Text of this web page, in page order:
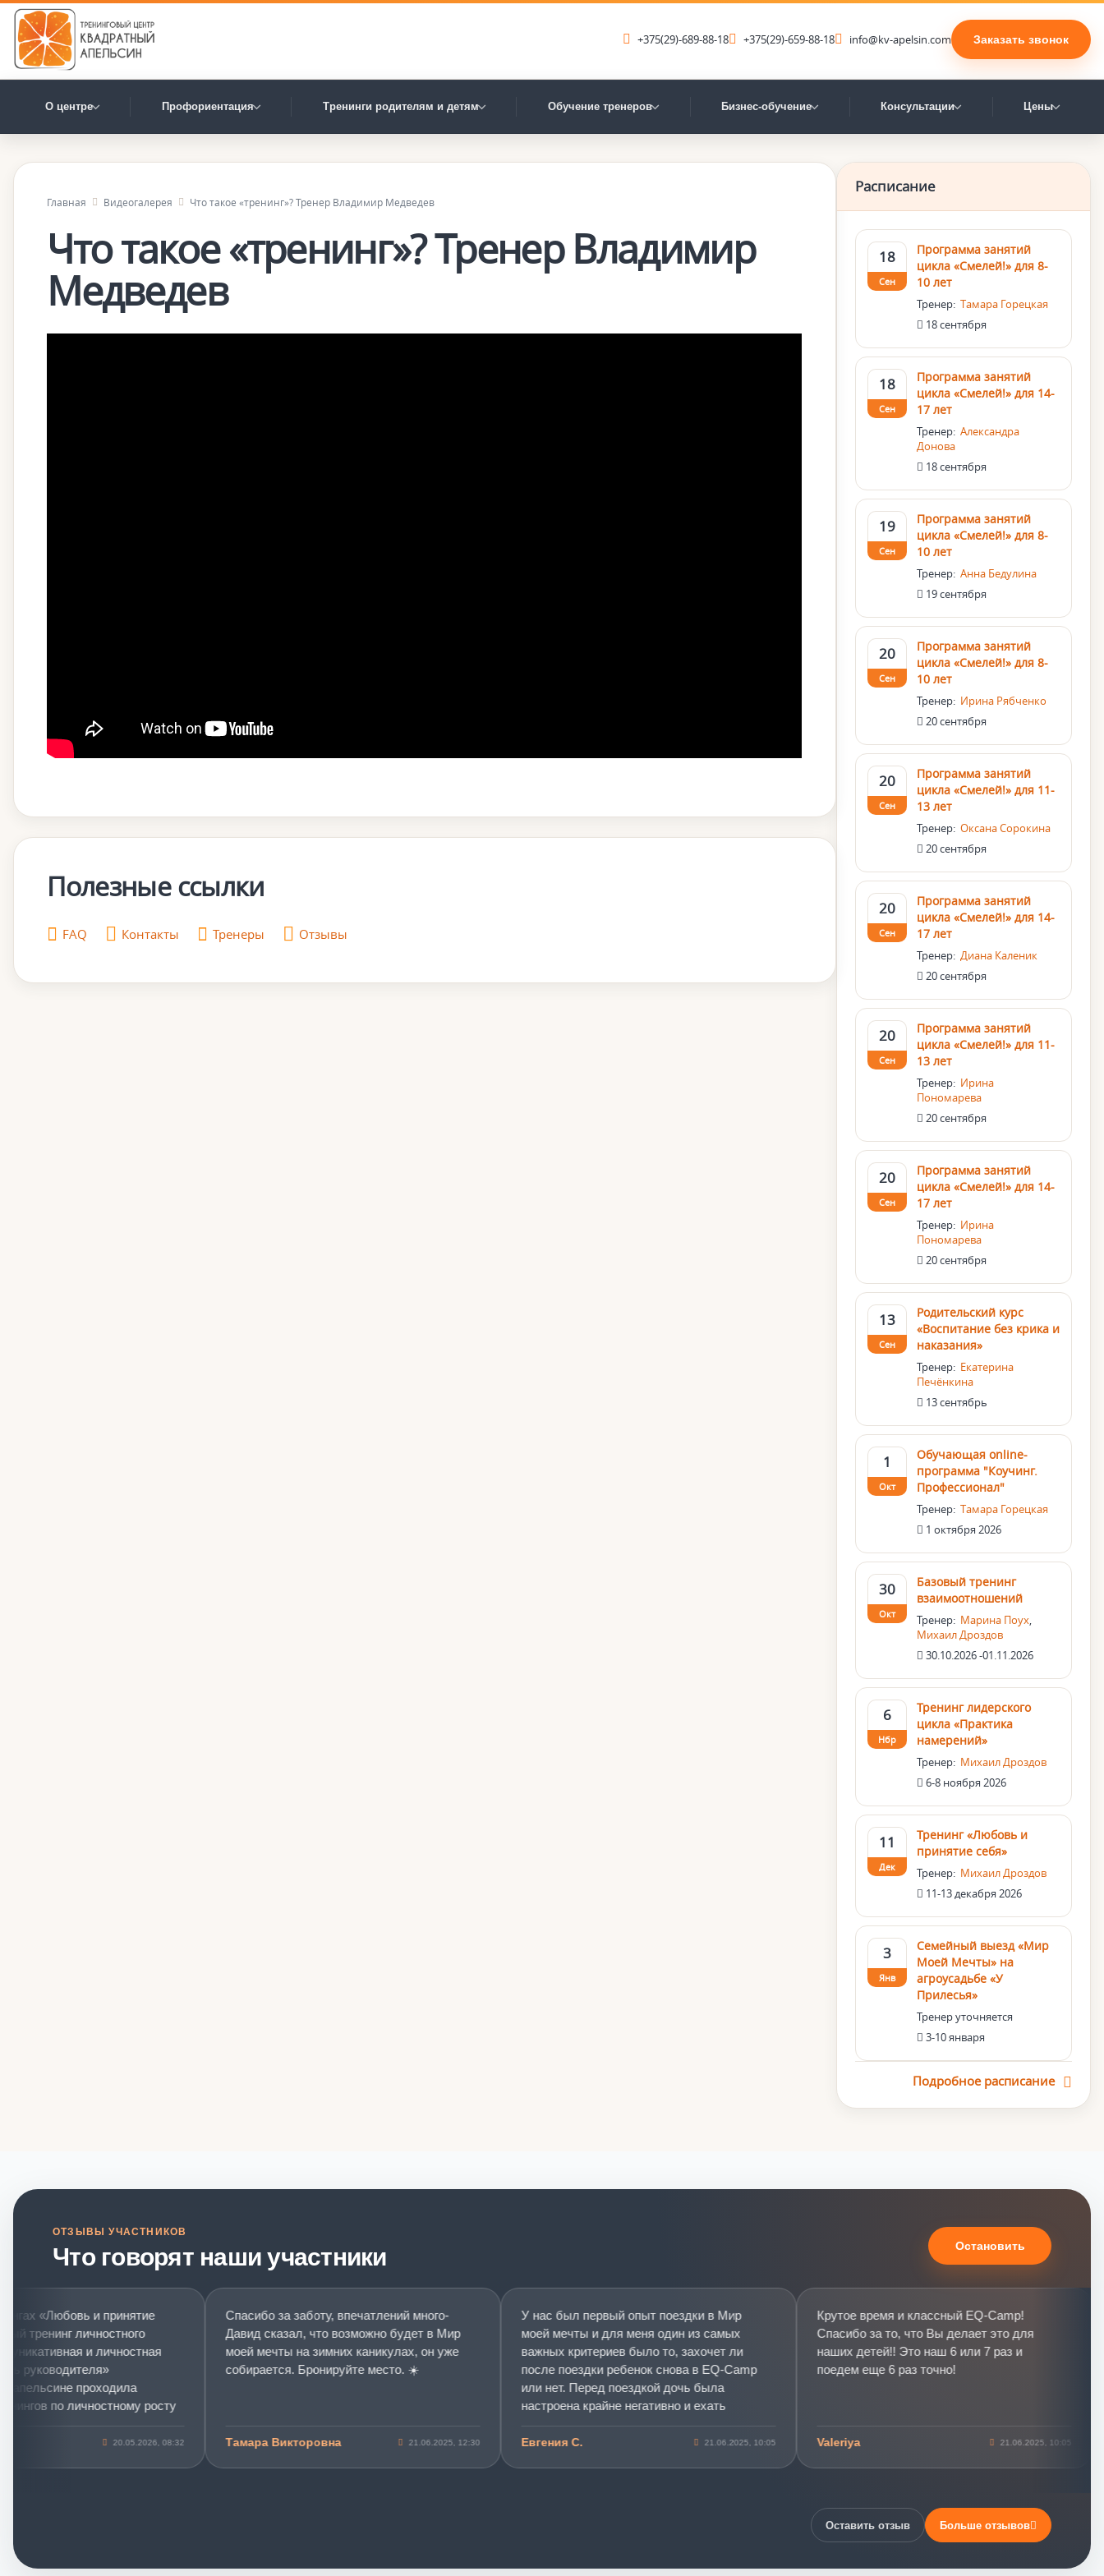
+375(29)-689-88-18 +375(29)-659-88-18 info@kv-apelsin.com Заказать звонок
О центре Профориентация Тренинги родителям и детям Обучение тренеров Бизнес-обучение Консультации Цены
Главная Видеогалерея Что такое «тренинг»? Тренер Владимир Медведев
Что такое «тренинг»? Тренер Владимир
Медведев
Полезные ссылки
FAQ Контакты Тренеры Отзывы
Расписание
18
Сен
Программа занятий
цикла «Смелей!» для 8-
10 лет
Тренер: Тамара Горецкая
18 сентября
18
Сен
Программа занятий
цикла «Смелей!» для 14-
17 лет
Тренер: Александра
Донова
18 сентября
19
Сен
Программа занятий
цикла «Смелей!» для 8-
10 лет
Тренер: Анна Бедулина
19 сентября
20
Сен
Программа занятий
цикла «Смелей!» для 8-
10 лет
Тренер: Ирина Рябченко
20 сентября
20
Сен
Программа занятий
цикла «Смелей!» для 11-
13 лет
Тренер: Оксана Сорокина
20 сентября
20
Сен
Программа занятий
цикла «Смелей!» для 14-
17 лет
Тренер: Диана Каленик
20 сентября
20
Сен
Программа занятий
цикла «Смелей!» для 11-
13 лет
Тренер: Ирина
Пономарева
20 сентября
20
Сен
Программа занятий
цикла «Смелей!» для 14-
17 лет
Тренер: Ирина
Пономарева
20 сентября
13
Сен
Родительский курс
«Воспитание без крика и
наказания»
Тренер: Екатерина
Печёнкина
13 сентябрь
1
Окт
Обучающая online-
программа "Коучинг.
Профессионал"
Тренер: Тамара Горецкая
1 октября 2026
30
Окт
Базовый тренинг
взаимоотношений
Тренер: Марина Поух,
Михаил Дроздов
30.10.2026 -01.11.2026
6
Нбр
Тренинг лидерского
цикла «Практика
намерений»
Тренер: Михаил Дроздов
6-8 ноября 2026
11
Дек
Тренинг «Любовь и
принятие себя»
Тренер: Михаил Дроздов
11-13 декабря 2026
3
Янв
Семейный выезд «Мир
Моей Мечты» на
агроусадьбе «У
Прилесья»
Тренер уточняется
3-10 января
Подробное расписание
ОТЗЫВЫ УЧАСТНИКОВ
Что говорят наши участники Остановить
«Любовь и принятие
тренинг личностного
и личностная
руководителя»
проходила
по личностному росту
развитию.
«Любовь и принятие себя»
о «розовых
Тренинг помог
20.05.2026, 08:32
Спасибо за заботу, впечатлений много-
Давид сказал, что возможно будет в Мир
моей мечты на зимних каникулах, он уже
собирается. Бронируйте место. ☀️
Тамара Викторовна 21.06.2025, 12:30
У нас был первый опыт поездки в Мир
моей мечты и для меня один из самых
важных критериев было то, захочет ли
после поездки ребенок снова в EQ-Camp
или нет. Перед поездкой дочь была
настроена крайне негативно и ехать
отказывалась. Но по приезду со смены
побежала со всеми обниматься и в захлеб
рассказывала как ей было круто и как все
Мир моей мечты еще. Спасибо вам за ваш
Евгения С. 21.06.2025, 10:05
Крутое время и классный EQ-Camp!
Спасибо за то, что Вы делает это для
наших детей!! Это наш 6 или 7 раз и
поедем еще 6 раз точно!
Valeriya 21.06.2025, 10:05
Оставить отзыв Больше отзывов